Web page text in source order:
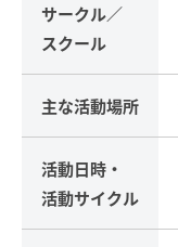
サークル／
スクール
主な活動場所
活動日時・
活動サイクル